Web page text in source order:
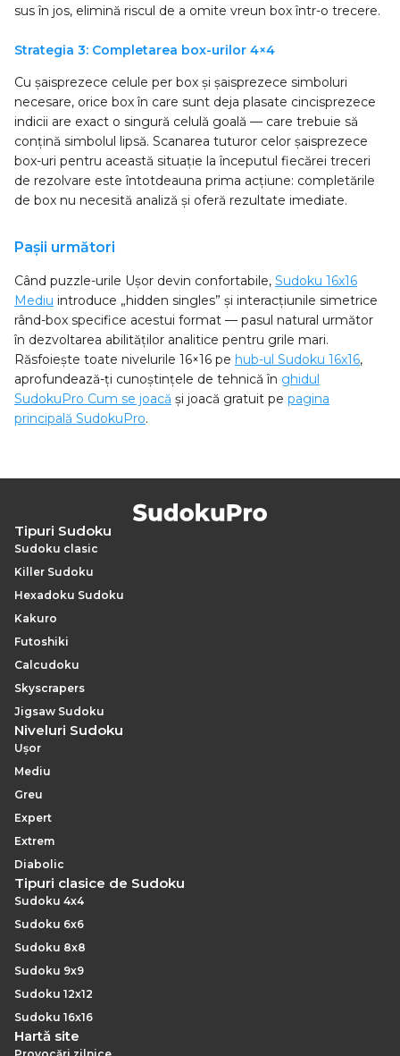
sus în jos, elimină riscul de a omite vreun box într-o trecere.
Strategia 3: Completarea box-urilor 4×4
Cu șaisprezece celule per box și șaisprezece simboluri
necesare, orice box în care sunt deja plasate cincisprezece
indicii are exact o singură celulă goală — care trebuie să
conțină simbolul lipsă. Scanarea tuturor celor șaisprezece
box-uri pentru această situație la începutul fiecărei treceri
de rezolvare este întotdeauna prima acțiune: completările
de box nu necesită analiză și oferă rezultate imediate.
Pașii următori
Când puzzle-urile Ușor devin confortabile, Sudoku 16x16
Mediu introduce „hidden singles” și interacțiunile simetrice
rând-box specifice acestui format — pasul natural următor
în dezvoltarea abilităților analitice pentru grile mari.
Răsfoiește toate nivelurile 16×16 pe hub-ul Sudoku 16x16,
aprofundează-ți cunoștințele de tehnică în ghidul
SudokuPro Cum se joacă și joacă gratuit pe pagina
principală SudokuPro.
Tipuri Sudoku
Sudoku clasic
Killer Sudoku
Hexadoku Sudoku
Kakuro
Futoshiki
Calcudoku
Skyscrapers
Jigsaw Sudoku
Niveluri Sudoku
Ușor
Mediu
Greu
Expert
Extrem
Diabolic
Tipuri clasice de Sudoku
Sudoku 4x4
Sudoku 6x6
Sudoku 8x8
Sudoku 9x9
Sudoku 12x12
Sudoku 16x16
Hartă site